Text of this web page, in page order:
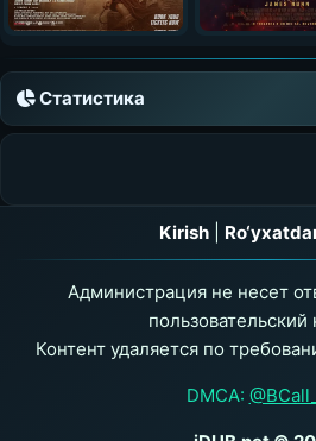
Статистика
Kirish
Администрация не несет
пользовательский
Контент удаляется по
DMCA: